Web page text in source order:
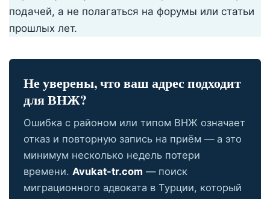
подачей, а не полагаться на форумы или статьи
прошлых лет.
Не уверены, что ваш адрес подходит
для ВНЖ?
Ошибка с районом или типом ВНЖ означает
отказ и повторную запись на приём — а это
минимум несколько недель потери
времени. Avukat-tr.com — поиск
миграционного адвоката в Турции, который